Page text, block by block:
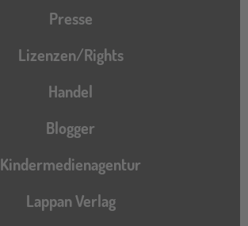
Presse
Lizenzen/Rights
Handel
Blogger
Kindermedienagentur
Lappan Verlag